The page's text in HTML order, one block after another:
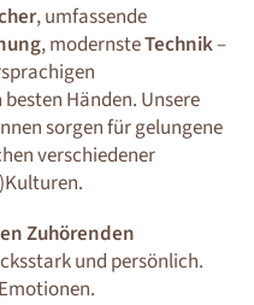
, umfassende
, modernsteTechnik–
Händen. Unsere
sorgen für gelungene
verschiedener
Zuhörenden
und persönlich.